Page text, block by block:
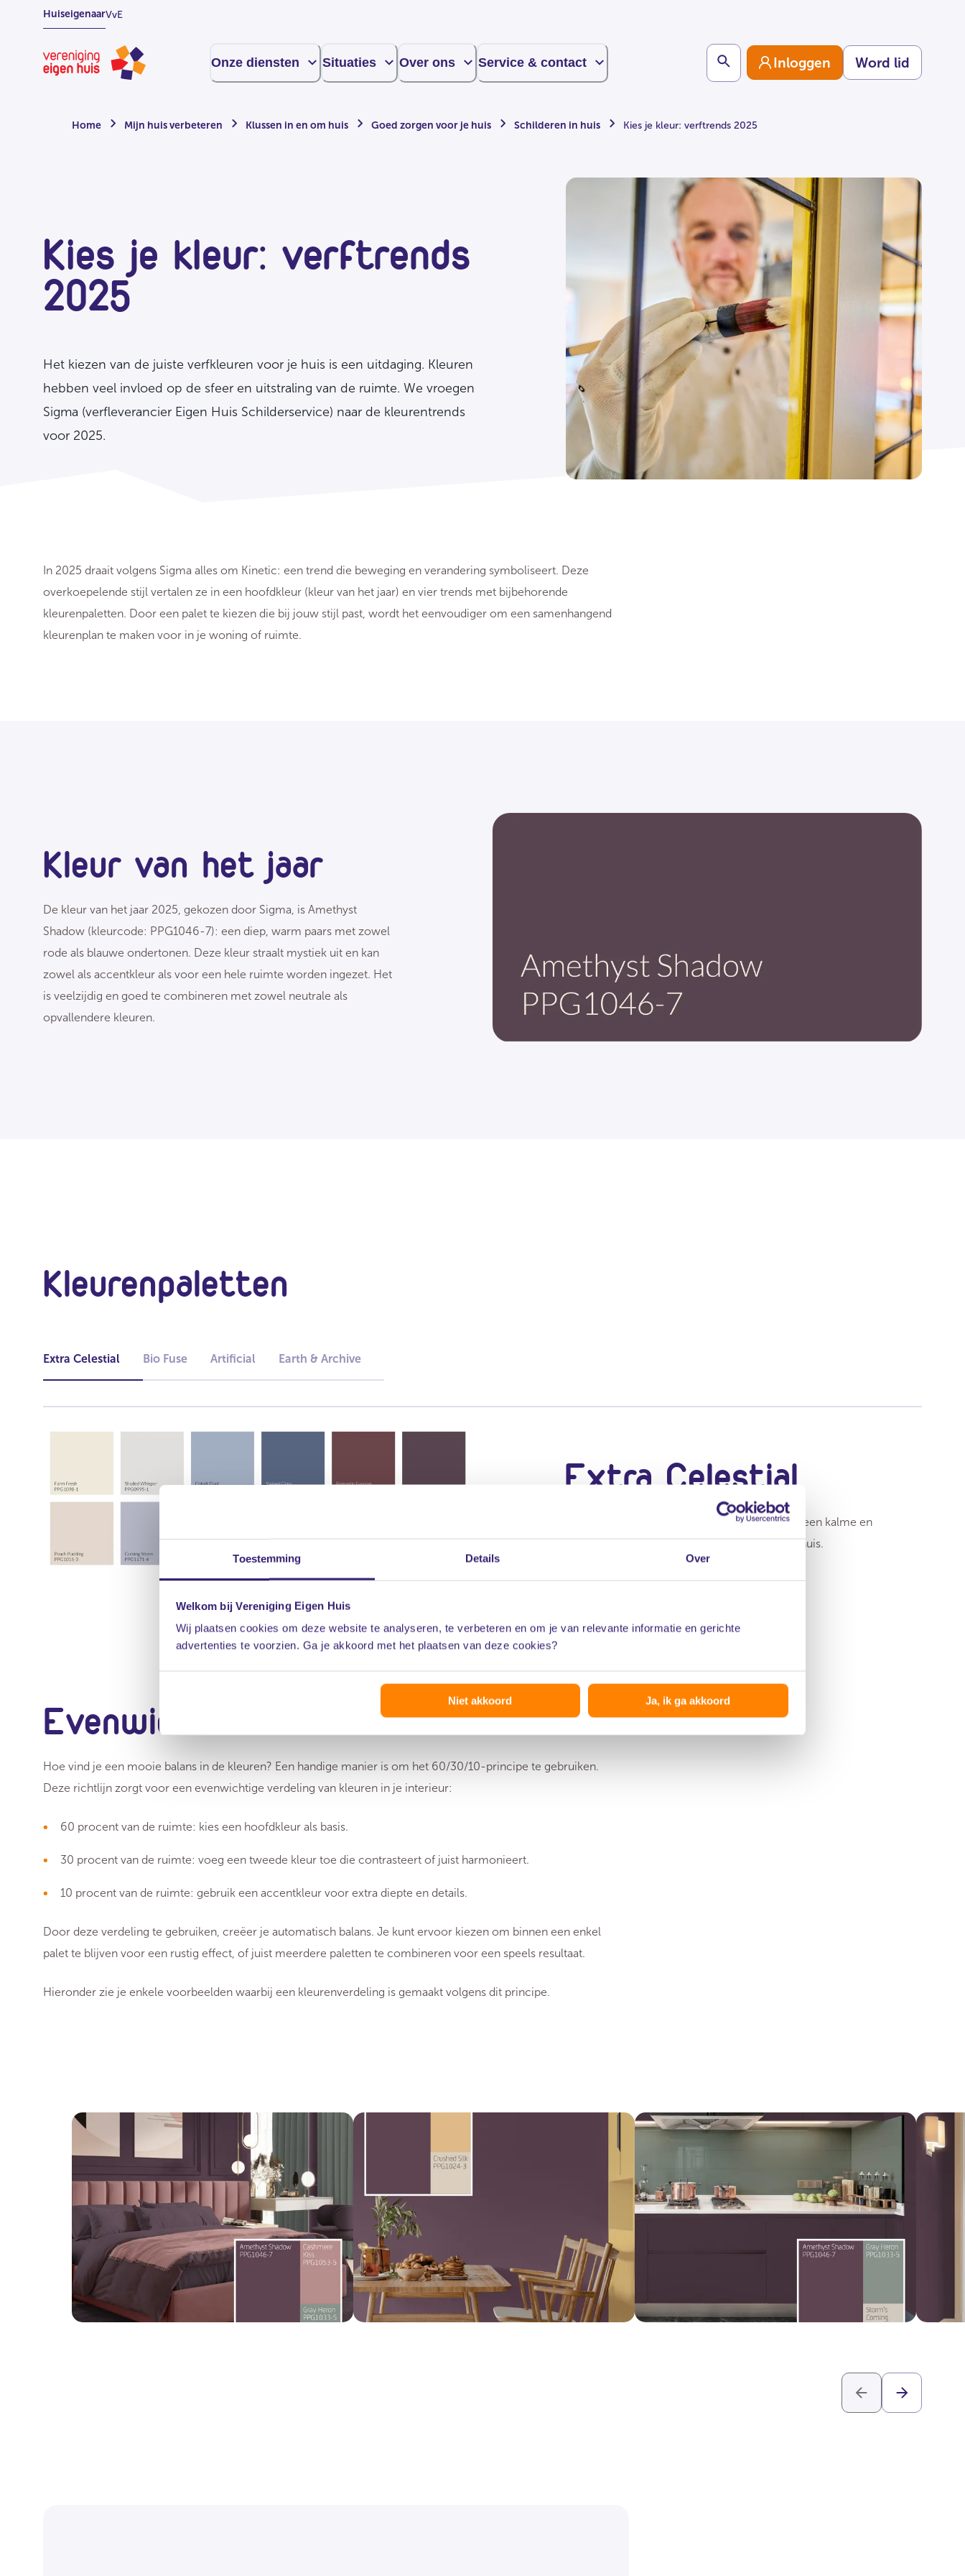
Toestemming Details Over
Welkom bij Vereniging Eigen Huis
Wij plaatsen cookies om deze website te analyseren, te verbeteren en om je van relevante informatie en gerichte
advertenties te voorzien. Ga je akkoord met het plaatsen van deze cookies?
Niet akkoord Ja, ik ga akkoord
OverslaanHuiseigenaarVvE
Homepage
Onze diensten Situaties Over ons Service & contact Search Inloggen Word lid
Home Mijn huis verbeteren Klussen in en om huis Goed zorgen voor je huis Schilderen in huis Kies je kleur: verftrends 2025
Kies je kleur: verftrends
2025
Het kiezen van de juiste verfkleuren voor je huis is een uitdaging. Kleuren
hebben veel invloed op de sfeer en uitstraling van de ruimte. We vroegen
Sigma (verfleverancier Eigen Huis Schilderservice) naar de kleurentrends
voor 2025.
In 2025 draait volgens Sigma alles om Kinetic: een trend die beweging en verandering symboliseert. Deze
overkoepelende stijl vertalen ze in een hoofdkleur (kleur van het jaar) en vier trends met bijbehorende
kleurenpaletten. Door een palet te kiezen die bij jouw stijl past, wordt het eenvoudiger om een samenhangend
kleurenplan te maken voor in je woning of ruimte.
Kleur van het jaar
De kleur van het jaar 2025, gekozen door Sigma, is Amethyst
Shadow (kleurcode: PPG1046-7): een diep, warm paars met zowel
rode als blauwe ondertonen. Deze kleur straalt mystiek uit en kan
zowel als accentkleur als voor een hele ruimte worden ingezet. Het
is veelzijdig en goed te combineren met zowel neutrale als
opvallendere kleuren.
Kleurenpaletten
Extra Celestial Bio Fuse Artificial Earth & Archive
Extra Celestial
Dit palet draait om diepe blauwtinten en geeft een kalme en
ruimtelijke sfeer. Goed voor wie rust zoekt in huis.
Evenwicht in kleuren
Hoe vind je een mooie balans in de kleuren? Een handige manier is om het 60/30/10-principe te gebruiken.
Deze richtlijn zorgt voor een evenwichtige verdeling van kleuren in je interieur:
60 procent van de ruimte: kies een hoofdkleur als basis.
30 procent van de ruimte: voeg een tweede kleur toe die contrasteert of juist harmonieert.
10 procent van de ruimte: gebruik een accentkleur voor extra diepte en details.
Door deze verdeling te gebruiken, creëer je automatisch balans. Je kunt ervoor kiezen om binnen een enkel
palet te blijven voor een rustig effect, of juist meerdere paletten te combineren voor een speels resultaat.
Hieronder zie je enkele voorbeelden waarbij een kleurenverdeling is gemaakt volgens dit principe.